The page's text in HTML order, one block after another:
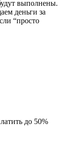
выполнены.
деньги за
“просто
до 50%